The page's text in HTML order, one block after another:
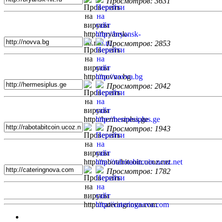
Просмотров: 2853
Просмотров: 2042
Просмотров: 1943
Просмотров: 1782